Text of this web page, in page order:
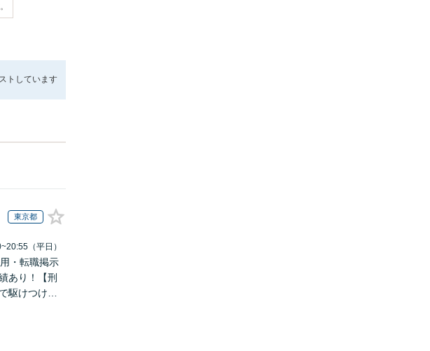
トしています
東京都
（平日）
・転職掲示
あり！【刑
駆けつけサ